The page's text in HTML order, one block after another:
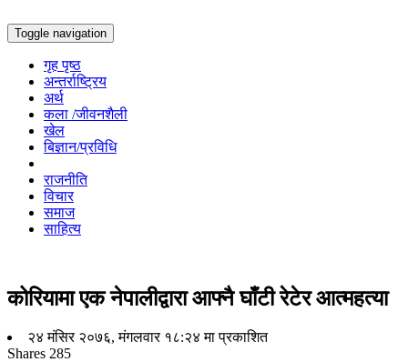
Toggle navigation
गृह पृष्ठ
अन्तर्राष्ट्रिय
अर्थ
कला /जीवनशैली
खेल
बिज्ञान/प्रविधि
राजनीति
विचार
समाज
साहित्य
कोरियामा एक नेपालीद्वारा आफ्नै घाँटी रेटेर आत्महत्या
२४ मंसिर २०७६, मंगलवार १८:२४ मा प्रकाशित
Shares 285